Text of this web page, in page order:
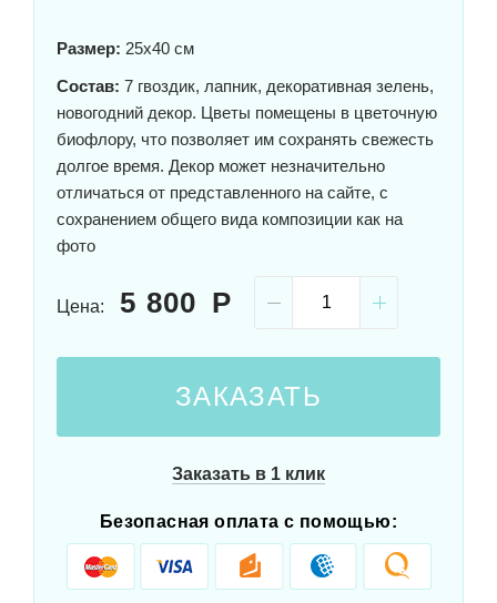
Размер: 25x40 см
Состав: 7 гвоздик, лапник, декоративная зелень,
новогодний декор. Цветы помещены в цветочную
биофлору, что позволяет им сохранять свежесть
долгое время. Декор может незначительно
отличаться от представленного на сайте, с
сохранением общего вида композиции как на
фото
Цена: 5 800
ЗАКАЗАТЬ
Заказать в 1 клик
Безопасная оплата с помощью: